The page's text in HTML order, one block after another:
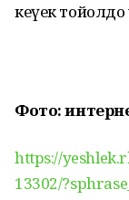
кеүек тойолдо
Фото:
https://
13302/